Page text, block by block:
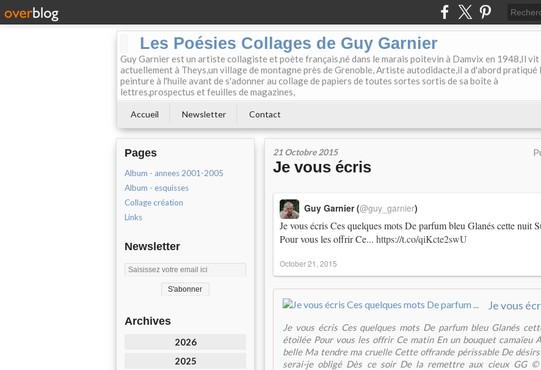
Les Poésies Collages de Guy Garnier
Guy Garnier est un artiste collagiste et poète français,né dans le marais poitevin à Damvix en 1948,Il vit
actuellement à Theys,un village de montagne près de Grenoble, Artiste autodidacte,il a d'abord pratiqué
peinture à l'huile avant de s'adonner au collage de papiers de toutes sortes sortis de sa boîte à
lettres,prospectus et feuilles de magazines,
Accueil Newsletter Contact
Pages
Album - annees 2001-2005
Album - esquisses
Collage création
Links
Newsletter
Archives
2026
2025
21 Octobre 2015
Je vous écris
Je vous écris Ces quelques mots De parfum bleu Glanés cette nuit
Pour vous les offrir Ce... https://t.co/qiKcte2swU
Guy Garnier (@guy_garnier)
October 21, 2015
Je vous écris Ces quelques mots De parfum bleu Glanés
étoilée Pour vous les offrir Ce matin En un bouquet camaïeu
belle Ma tendre ma cruelle Cette offrande périssable De
serai-je obligé Dès ce soir De la remettre aux cieux GG ©